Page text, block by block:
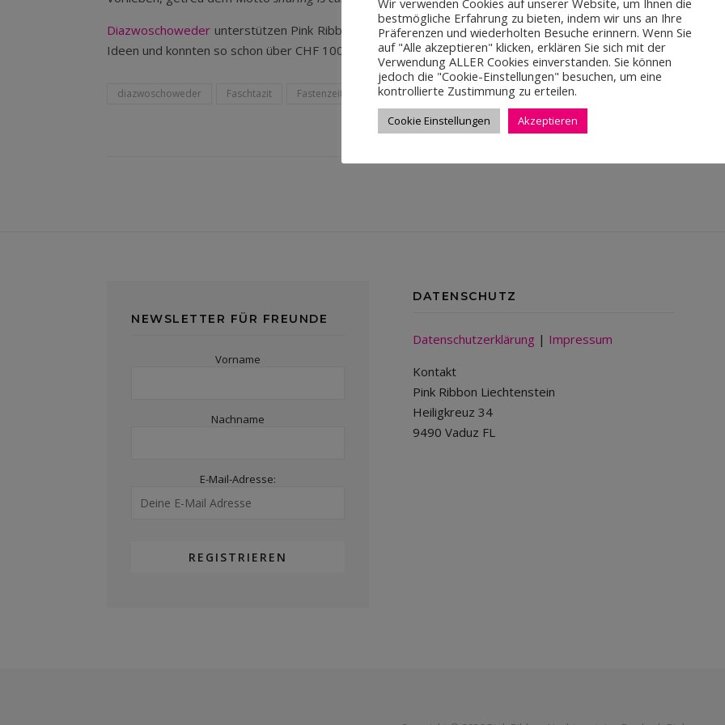
Diazwoschoweder unterstützen Pink Ribbon Liechtenstein schon seit 7 Jahren mit sportlichen und
Ideen und konnten so schon über CHF 100’000.– für den guten Zweck sammeln. Zeit, danke zu sagen!
diazwoschoweder Faschtazit Fastenzeit
NEWSLETTER FÜR FREUNDE
Vorname
Nachname
E-Mail-Adresse:
DATENSCHUTZ
Datenschutzerklärung | Impressum
Kontakt
Pink Ribbon Liechtenstein
Heiligkreuz 34
9490 Vaduz FL
bestmögliche Erfahrung zu bieten, indem wir uns an Ihre
Präferenzen und wiederholten Besuche erinnern. Wenn Sie
auf "Alle akzeptieren" klicken, erklären Sie sich mit der
Verwendung ALLER Cookies einverstanden. Sie können
jedoch die "Cookie-Einstellungen" besuchen, um eine
kontrollierte Zustimmung zu erteilen.
Cookie Einstellungen Akzeptieren